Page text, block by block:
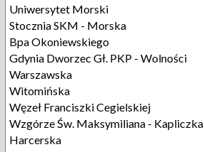
Uniwersytet Morski
Stocznia SKM - Morska
Bpa Okoniewskiego
Gdynia Dworzec Gł. PKP - Wolności
Warszawska
Witomińska
Węzeł Franciszki Cegielskiej
Wzgórze Św. Maksymiliana - Kapliczka
Harcerska